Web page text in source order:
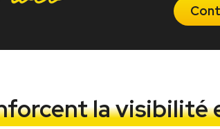
la visibilité